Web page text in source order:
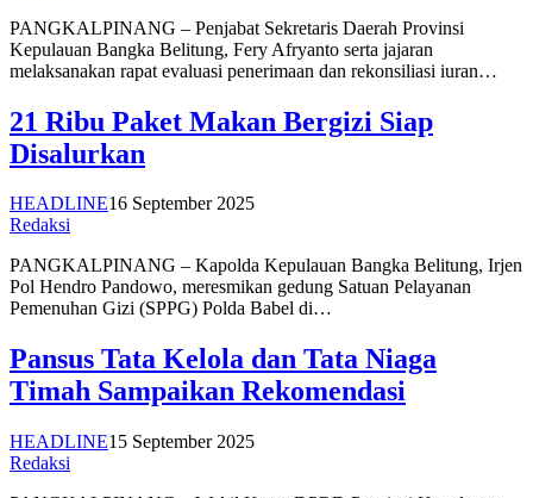
PANGKALPINANG – Penjabat Sekretaris Daerah Provinsi
Kepulauan Bangka Belitung, Fery Afryanto serta jajaran
melaksanakan rapat evaluasi penerimaan dan rekonsiliasi iuran…
21 Ribu Paket Makan Bergizi Siap
Disalurkan
HEADLINE16 September 2025
Redaksi
PANGKALPINANG – Kapolda Kepulauan Bangka Belitung, Irjen
Pol Hendro Pandowo, meresmikan gedung Satuan Pelayanan
Pemenuhan Gizi (SPPG) Polda Babel di…
Pansus Tata Kelola dan Tata Niaga
Timah Sampaikan Rekomendasi
HEADLINE15 September 2025
Redaksi